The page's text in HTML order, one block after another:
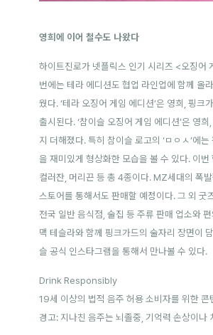
영희에 이어 철수도 나왔다
하이트진로가 넷플릭스 인기 시리즈 <오징어
번에는 테라 에디션도 협업 라인업에 함께 올
웠다. ‘테라 오징어 게임 에디션’은 영희, 핑
출시된다. ‘참이슬 오징어 게임 에디션’은 영
지 더해졌다. 특히 참이슬 로고의 ‘ㅁㅇㅅ’에
을 재미있게 형상화한 모습을 볼 수 있다. 이
컬러잔, 머리끈 등 총 4종이다. MZ세대의 폭
스토어를 통해서도 판매할 예정이다. 그 외
전국 일반 음식점, 술집 등 주류 판매 업소와
맥 테슬라와 함께 핑크가드의 술자리 장면이
슬 공식 인스타그램을 통해서 만나볼 수 있다.
Drink Responsibly
19세 이상의 법적 음주 허용 소비자를 위한 콘
경고: 지나친 음주는 뇌졸중, 기억력 손상이